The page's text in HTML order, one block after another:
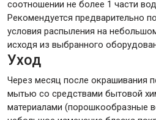
соотношении не более 1 части
Рекомендуется предварительно
условия распыления на
исходя из выбранного
Уход
Через месяц после окрашивания
мытью со средствами бытовой
материалами (порошкообразные